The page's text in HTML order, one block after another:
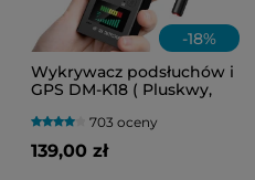
-18%
Wykrywacz podsłuchów i
GPS DM-K18 ( Pluskwy,
WI-FI )
703 oceny
139,00 zł